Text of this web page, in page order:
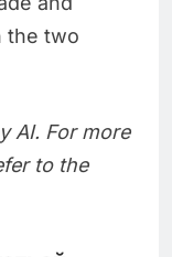
the two
AI. For more
to the